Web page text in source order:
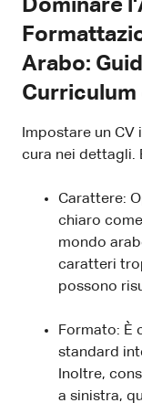
Dominare
Arabo:
Curriculum
Impostare un
cura nei dettagli.
Carattere:
chiaro
mondo
caratteri
possono
Formato: È
standard
Inoltre,
a sinistra,